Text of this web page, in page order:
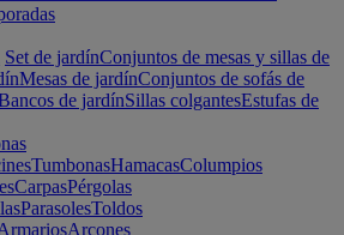
Set de jardínConjuntos de mesas y sillas de
Mesas de jardínConjuntos de sofás de
de jardínSillas colgantesEstufas de
TumbonasHamacasColumpios
CarpasPérgolas
ParasolesToldos
Arcones